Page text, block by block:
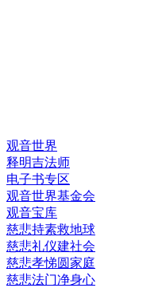
观音世界
释明吉法师
电子书专区
观音世界基金会
观音宝库
慈悲持素救地球
慈悲礼仪建社会
慈悲孝悌圆家庭
慈悲法门净身心